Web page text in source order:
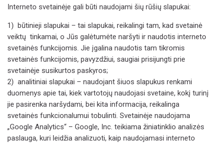
Interneto svetainėje gali būti naudojami šių rūšių slapukai:
1) būtinieji slapukai – tai slapukai, reikalingi tam, kad svetainė
veiktų tinkamai, o Jūs galėtumėte naršyti ir naudotis interneto
svetainės funkcijomis. Jie įgalina naudotis tam tikromis
svetainės funkcijomis, pavyzdžiui, saugiai prisijungti prie
svetainėje susikurtos paskyros;
2) analitiniai slapukai – naudojant šiuos slapukus renkami
duomenys apie tai, kiek vartotojų naudojasi svetaine, kokį turinį
jie pasirenka naršydami, bei kita informacija, reikalinga
svetainės funkcionalumui tobulinti. Svetainėje naudojama
„Google Analytics“ – Google, Inc. teikiama žiniatinklio analizės
paslauga, kuri leidžia analizuoti, kaip naudojamasi interneto